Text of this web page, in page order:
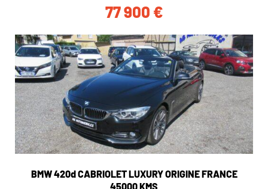
77 900 €
BMW 420d CABRIOLET LUXURY ORIGINE FRANCE
45000 KMS